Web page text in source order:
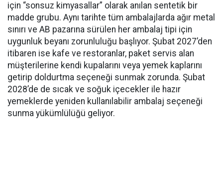
için “sonsuz kimyasallar” olarak anılan sentetik bir
madde grubu. Aynı tarihte tüm ambalajlarda ağır metal
sınırı ve AB pazarına sürülen her ambalaj tipi için
uygunluk beyanı zorunluluğu başlıyor. Şubat 2027’den
itibaren ise kafe ve restoranlar, paket servis alan
müşterilerine kendi kupalarını veya yemek kaplarını
getirip doldurtma seçeneği sunmak zorunda. Şubat
2028’de de sıcak ve soğuk içecekler ile hazır
yemeklerde yeniden kullanılabilir ambalaj seçeneği
sunma yükümlülüğü geliyor.